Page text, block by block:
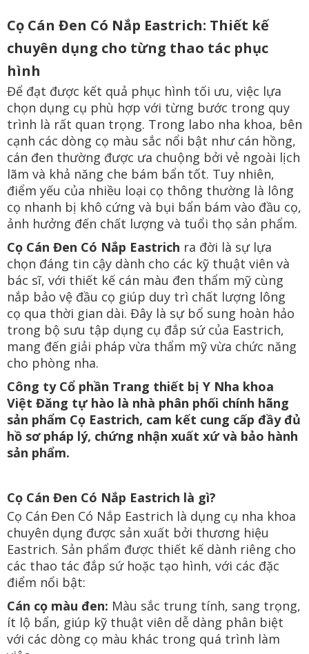
Cọ Cán Đen Có Nắp Eastrich: Thiết kế
chuyên dụng cho từng thao tác phục
hình
Để đạt được kết quả phục hình tối ưu, việc lựa
chọn dụng cụ phù hợp với từng bước trong quy
trình là rất quan trọng. Trong labo nha khoa, bên
cạnh các dòng cọ màu sắc nổi bật như cán hồng,
cán đen thường được ưa chuộng bởi vẻ ngoài lịch
lãm và khả năng che bám bẩn tốt. Tuy nhiên,
điểm yếu của nhiều loại cọ thông thường là lông
cọ nhanh bị khô cứng và bụi bẩn bám vào đầu cọ,
ảnh hưởng đến chất lượng và tuổi thọ sản phẩm.
Cọ Cán Đen Có Nắp Eastrich ra đời là sự lựa
chọn đáng tin cậy dành cho các kỹ thuật viên và
bác sĩ, với thiết kế cán màu đen thẩm mỹ cùng
nắp bảo vệ đầu cọ giúp duy trì chất lượng lông
cọ qua thời gian dài. Đây là sự bổ sung hoàn hảo
trong bộ sưu tập dụng cụ đắp sứ của Eastrich,
mang đến giải pháp vừa thẩm mỹ vừa chức năng
cho phòng nha.
Công ty Cổ phần Trang thiết bị Y Nha khoa
Việt Đăng tự hào là nhà phân phối chính hãng
sản phẩm Cọ Eastrich, cam kết cung cấp đầy đủ
hồ sơ pháp lý, chứng nhận xuất xứ và bảo hành
sản phẩm.
Cọ Cán Đen Có Nắp Eastrich là gì?
Cọ Cán Đen Có Nắp Eastrich là dụng cụ nha khoa
chuyên dụng được sản xuất bởi thương hiệu
Eastrich. Sản phẩm được thiết kế dành riêng cho
các thao tác đắp sứ hoặc tạo hình, với các đặc
điểm nổi bật:
Cán cọ màu đen: Màu sắc trung tính, sang trọng,
ít lộ bẩn, giúp kỹ thuật viên dễ dàng phân biệt
với các dòng cọ màu khác trong quá trình làm